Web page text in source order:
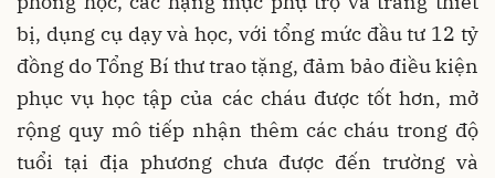
bị, dụng cụ dạy và học, với tổng mức đầu tư 12 tỷ
đồng do Tổng Bí thư trao tặng, đảm bảo điều kiện
phục vụ học tập của các cháu được tốt hơn, mở
rộng quy mô tiếp nhận thêm các cháu trong độ
tuổi tại địa phương chưa được đến trường và